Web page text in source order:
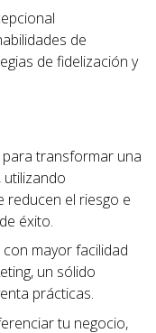
de
de fidelización y
transformar una
utilizando
reducen el riesgo e
éxito.
mayor facilidad
un sólido
prácticas.
tu negocio,